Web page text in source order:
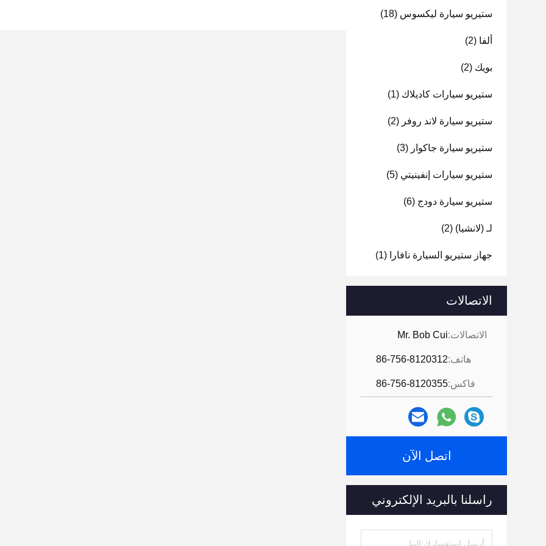
ستيريو سيارة ليكسوس (18)
ألفا (2)
بويك (2)
ستيريو سيارات كاديلاك (1)
ستيريو سيارة لاند روفر (2)
ستيريو سيارة جاكوار (3)
ستيريو سيارات إنفينيتي (5)
ستيريو سيارة دودج (6)
لـ (لانشيا) (2)
جهاز ستيريو السيارة نافارا (1)
الاتصالات
الاتصالات:Mr. Bob Cui
هاتف:86-756-8120312
فاكس:86-756-8120355
اتصل الآن
راسلنا بالبريد الإلكتروني